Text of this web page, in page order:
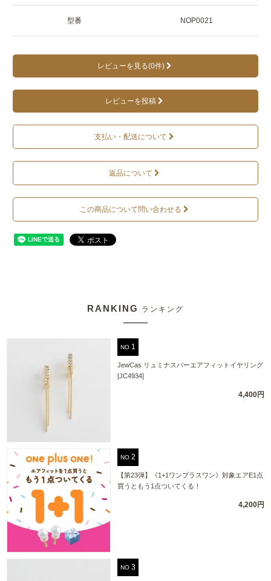
型番 NOP0021
レビューを見る(0件)
レビューを投稿
支払い・配送について
返品について
この商品について問い合わせる
RANKING ランキング
NO
JewCas リュミナスバーエアフィットイヤリング
[JC4934]
4,400円
NO
【第23弾】《1+1ワンプラスワン》対象エアE1点
買うともう1点ついてくる！
4,200円
NO